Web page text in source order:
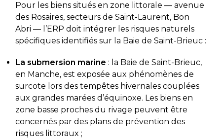
Pour les biens situés en zone littorale — avenue
des Rosaires, secteurs de Saint-Laurent, Bon
Abri — l’ERP doit intégrer les risques naturels
spécifiques identifiés sur la Baie de Saint-Brieuc :
La submersion marine : la Baie de Saint-Brieuc,
en Manche, est exposée aux phénomènes de
surcote lors des tempêtes hivernales couplées
aux grandes marées d’équinoxe. Les biens en
zone basse proches du rivage peuvent être
concernés par des plans de prévention des
risques littoraux ;